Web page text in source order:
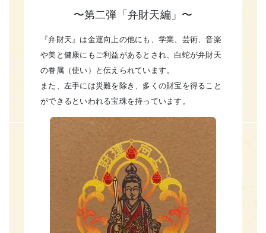
〜第二弾「弁財天編」〜
『弁財天』は金運向上の他にも、学業、芸術、音楽
や美と健康にもご利益があるとされ、白蛇が弁財天
の眷属（使い）と伝えられています。
また、左手には災難を除き、多くの財宝を得ること
ができるといわれる宝珠を持っています。